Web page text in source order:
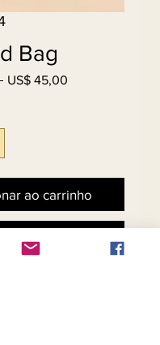
Bag
Preço
US$ 45,00
ao carrinho
Comprar